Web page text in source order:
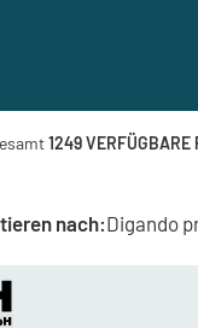
1249 VERFÜGBARE
nach:Digando